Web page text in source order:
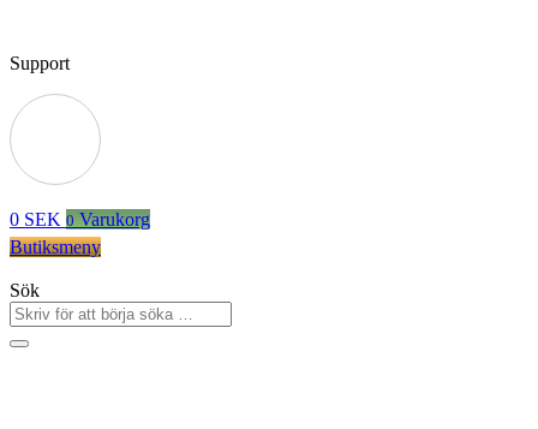
Support
0 SEK 0 Varukorg
Butiksmeny
Sök